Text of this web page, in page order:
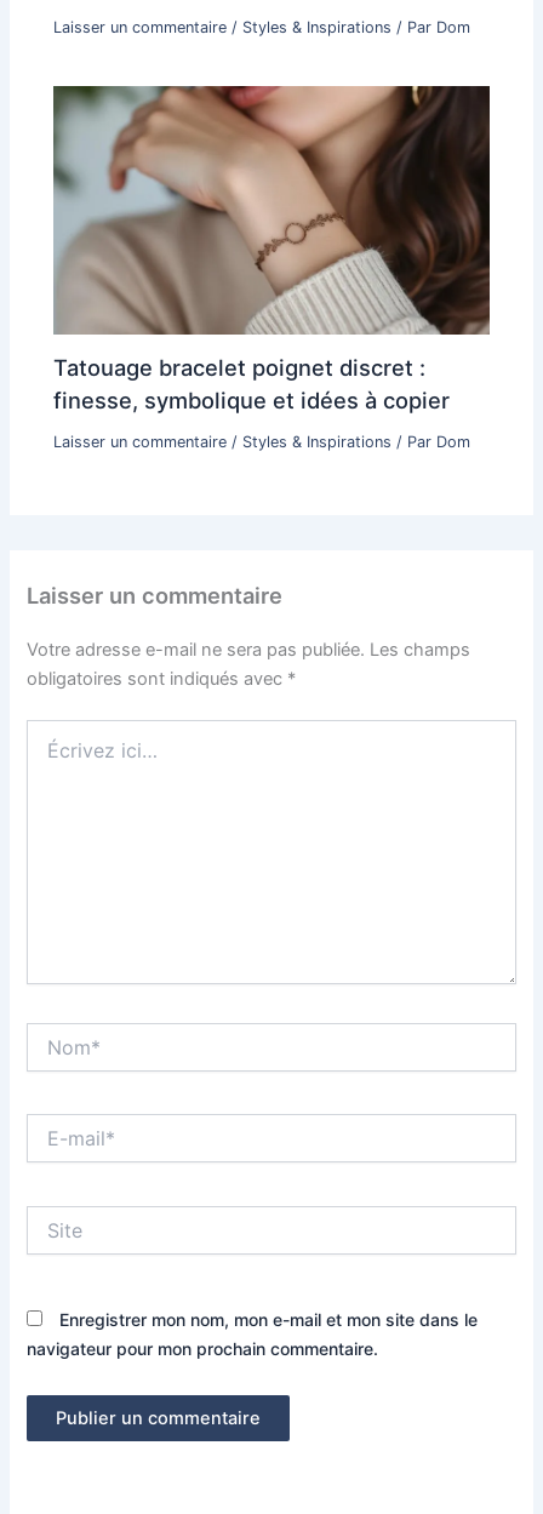
Laisser un commentaire / Styles & Inspirations / Par Dom
Tatouage bracelet poignet discret :
finesse, symbolique et idées à copier
Laisser un commentaire / Styles & Inspirations / Par Dom
Laisser un commentaire
Votre adresse e-mail ne sera pas publiée. Les champs
obligatoires sont indiqués avec *
ici…
mail*
Enregistrer mon nom, mon e-mail et mon site dans le
navigateur pour mon prochain commentaire.